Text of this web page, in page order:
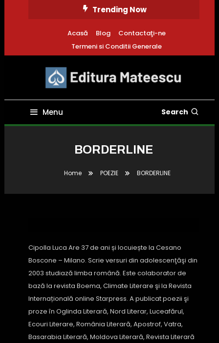
Trending Now
Acasă Blog
Contactaţi-ne
Termeni si Conditii Generale
Editura Mateescu
Menu Search
BORDERLINE
Home POEZIE BORDERLINE
POEZIE
aprilie 20, 2024 Thomas Whitney
Cipolla Luca Are 37 de ani și locuiește la Cesano
Boscone – Milano. Scrie versuri din adolescenţăşi din
2003 studiază limba română. Este colaborator de
bază la revista Boema, Climate Literare şi la Revista
Internațională online Starpress. A publicat poezii şi
proze în Oglinda Literară, Nord Literar, Luceafărul,
Ecouri Literare, România Literară, Apostrof, Vatra,
Basarabia Literară, Moldova Literară, Revista Literară